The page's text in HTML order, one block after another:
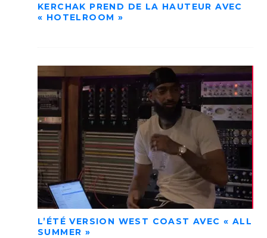
KERCHAK PREND DE LA HAUTEUR AVEC
« HOTELROOM »
L’ÉTÉ VERSION WEST COAST AVEC « ALL
SUMMER »